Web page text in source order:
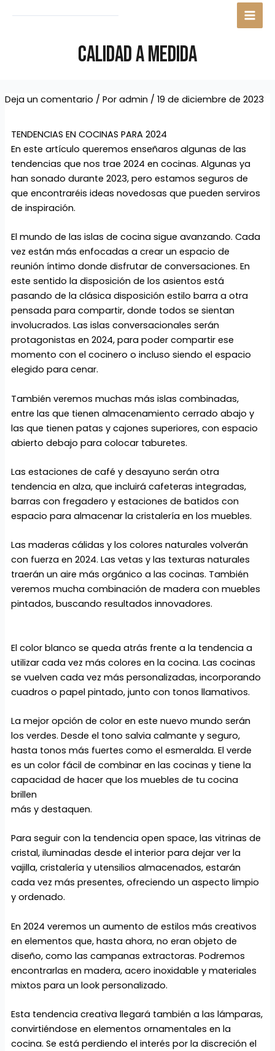
CALIDAD A MEDIDA
Deja un comentario / Por admin / 19 de diciembre de 2023
TENDENCIAS EN COCINAS PARA 2024
En este artículo queremos enseñaros algunas de las
tendencias que nos trae 2024 en cocinas. Algunas ya
han sonado durante 2023, pero estamos seguros de
que encontraréis ideas novedosas que pueden serviros
de inspiración.
El mundo de las islas de cocina sigue avanzando. Cada
vez están más enfocadas a crear un espacio de
reunión íntimo donde disfrutar de conversaciones. En
este sentido la disposición de los asientos está
pasando de la clásica disposición estilo barra a otra
pensada para compartir, donde todos se sientan
involucrados. Las islas conversacionales serán
protagonistas en 2024, para poder compartir ese
momento con el cocinero o incluso siendo el espacio
elegido para cenar.
También veremos muchas más islas combinadas,
entre las que tienen almacenamiento cerrado abajo y
las que tienen patas y cajones superiores, con espacio
abierto debajo para colocar taburetes.
Las estaciones de café y desayuno serán otra
tendencia en alza, que incluirá cafeteras integradas,
barras con fregadero y estaciones de batidos con
espacio para almacenar la cristalería en los muebles.
Las maderas cálidas y los colores naturales volverán
con fuerza en 2024. Las vetas y las texturas naturales
traerán un aire más orgánico a las cocinas. También
veremos mucha combinación de madera con muebles
pintados, buscando resultados innovadores.
El color blanco se queda atrás frente a la tendencia a
utilizar cada vez más colores en la cocina. Las cocinas
se vuelven cada vez más personalizadas, incorporando
cuadros o papel pintado, junto con tonos llamativos.
La mejor opción de color en este nuevo mundo serán
los verdes. Desde el tono salvia calmante y seguro,
hasta tonos más fuertes como el esmeralda. El verde
es un color fácil de combinar en las cocinas y tiene la
capacidad de hacer que los muebles de tu cocina
brillen
más y destaquen.
Para seguir con la tendencia open space, las vitrinas de
cristal, iluminadas desde el interior para dejar ver la
vajilla, cristalería y utensilios almacenados, estarán
cada vez más presentes, ofreciendo un aspecto limpio
y ordenado.
En 2024 veremos un aumento de estilos más creativos
en elementos que, hasta ahora, no eran objeto de
diseño, como las campanas extractoras. Podremos
encontrarlas en madera, acero inoxidable y materiales
mixtos para un look personalizado.
Esta tendencia creativa llegará también a las lámparas,
convirtiéndose en elementos ornamentales en la
cocina. Se está perdiendo el interés por la discreción el